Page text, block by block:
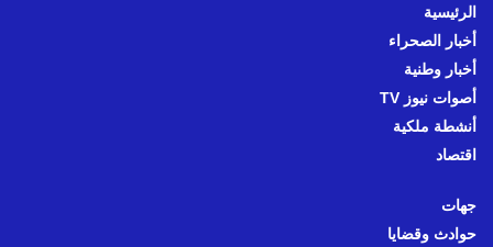
الرئيسية
أخبار الصحراء
أخبار وطنية
أصوات نيوز TV
أنشطة ملكية
اقتصاد
جهات
حوادث وقضايا